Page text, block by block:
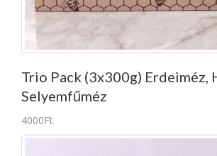
Trio Pack (3x300g) Erdeiméz,
Selyemfűméz
4000Ft